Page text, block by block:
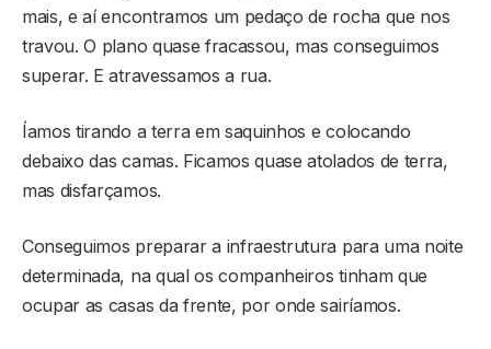
mais, e aí encontramos um pedaço de rocha que nos
travou. O plano quase fracassou, mas conseguimos
superar. E atravessamos a rua.
Íamos tirando a terra em saquinhos e colocando
debaixo das camas. Ficamos quase atolados de terra,
mas disfarçamos.
Conseguimos preparar a infraestrutura para uma noite
determinada, na qual os companheiros tinham que
ocupar as casas da frente, por onde sairíamos.